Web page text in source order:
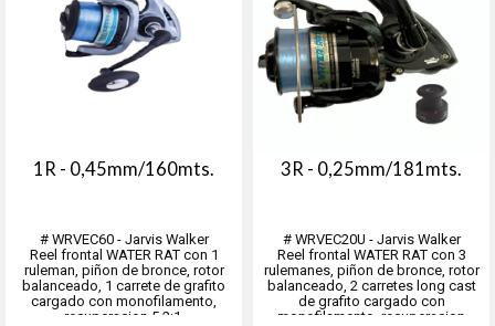
1R - 0,45mm/160mts.
# WRVEC60 - Jarvis Walker
Reel frontal WATER RAT con 1
ruleman, piñon de bronce, rotor
balanceado, 1 carrete de grafito
cargado con monofilamento,
recuperacion 5.2:1.
3R - 0,25mm/181mts.
# WRVEC20U - Jarvis Walker
Reel frontal WATER RAT con 3
rulemanes, piñon de bronce, rotor
balanceado, 2 carretes long cast
de grafito cargado con
monofilamento, recuperacion